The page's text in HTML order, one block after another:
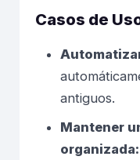
Casos de
antiguos.
Mantener
organizada: